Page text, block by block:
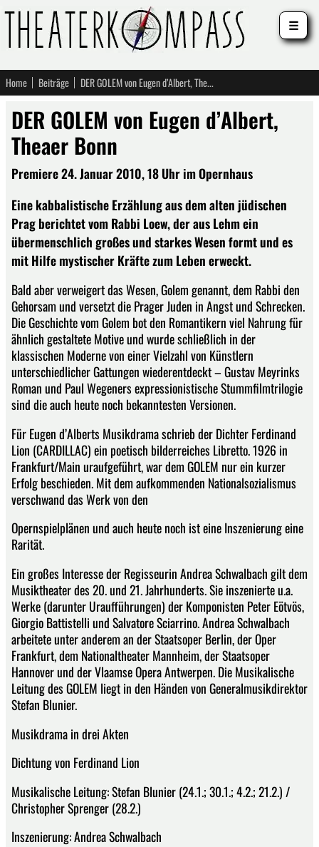
Home Beiträge DER GOLEM von Eugen d’Albert, Theaer Bonn
DER GOLEM von Eugen d’Albert,
Theaer Bonn
Premiere 24. Januar 2010, 18 Uhr im Opernhaus
Eine kabbalistische Erzählung aus dem alten jüdischen
Prag berichtet vom Rabbi Loew, der aus Lehm ein
übermenschlich großes und starkes Wesen formt und es
mit Hilfe mystischer Kräfte zum Leben erweckt.
Bald aber verweigert das Wesen, Golem genannt, dem Rabbi den
Gehorsam und versetzt die Prager Juden in Angst und Schrecken.
Die Geschichte vom Golem bot den Romantikern viel Nahrung für
ähnlich gestaltete Motive und wurde schließlich in der
klassischen Moderne von einer Vielzahl von Künstlern
unterschiedlicher Gattungen wiederentdeckt – Gustav Meyrinks
Roman und Paul Wegeners expressionistische Stummfilmtrilogie
sind die auch heute noch bekanntesten Versionen.
Für Eugen d’Alberts Musikdrama schrieb der Dichter Ferdinand
Lion (CARDILLAC) ein poetisch bilderreiches Libretto. 1926 in
Frankfurt/Main uraufgeführt, war dem GOLEM nur ein kurzer
Erfolg beschieden. Mit dem aufkommenden Nationalsozialismus
verschwand das Werk von den
Opernspielplänen und auch heute noch ist eine Inszenierung eine
Rarität.
Ein großes Interesse der Regisseurin Andrea Schwalbach gilt dem
Musiktheater des 20. und 21. Jahrhunderts. Sie inszenierte u.a.
Werke (darunter Uraufführungen) der Komponisten Peter Eötvös,
Giorgio Battistelli und Salvatore Sciarrino. Andrea Schwalbach
arbeitete unter anderem an der Staatsoper Berlin, der Oper
Frankfurt, dem Nationaltheater Mannheim, der Staatsoper
Hannover und der Vlaamse Opera Antwerpen. Die Musikalische
Leitung des GOLEM liegt in den Händen von Generalmusikdirektor
Stefan Blunier.
Musikdrama in drei Akten
Dichtung von Ferdinand Lion
Musikalische Leitung: Stefan Blunier (24.1.; 30.1.; 4.2.; 21.2.) /
Christopher Sprenger (28.2.)
Inszenierung: Andrea Schwalbach
☰